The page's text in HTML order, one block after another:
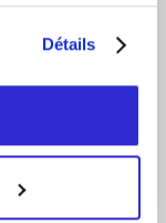
Détails